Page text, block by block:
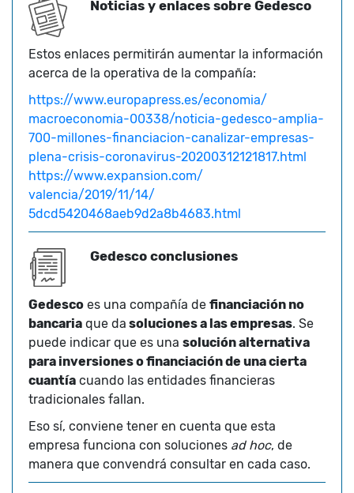
Noticias y enlaces sobre Gedesco
Estos enlaces permitirán aumentar la información
acerca de la operativa de la compañía:
https://www.europapress.es/economia/
macroeconomia-00338/noticia-gedesco-amplia-
700-millones-financiacion-canalizar-empresas-
plena-crisis-coronavirus-20200312121817.html
https://www.expansion.com/
valencia/2019/11/14/
5dcd5420468aeb9d2a8b4683.html
Gedesco conclusiones
Gedesco es una compañía de financiación no
bancaria que da soluciones a las empresas. Se
puede indicar que es una solución alternativa
para inversiones o financiación de una cierta
cuantía cuando las entidades financieras
tradicionales fallan.
Eso sí, conviene tener en cuenta que esta
empresa funciona con soluciones ad hoc, de
manera que convendrá consultar en cada caso.